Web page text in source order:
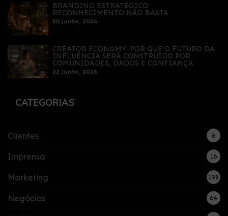
BRANDING ESTRATÉGICO:
RECONHECIMENTO NÃO BASTA
30 junho, 2026
CREATOR ECONOMY: POR QUE O FUTURO DA
INFLUÊNCIA SERÁ CONSTRUÍDO POR
COMUNIDADES, DADOS E CONFIANÇA
22 junho, 2026
CATEGORIAS
Clientes 6
Imprensa 16
Marketing 198
Negócios 64